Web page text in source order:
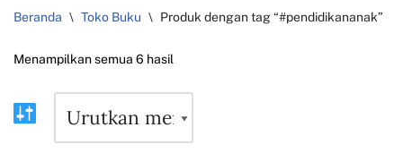
Beranda \ Toko Buku \ Produk dengan tag “#pendidikananak”
Menampilkan semua 6 hasil